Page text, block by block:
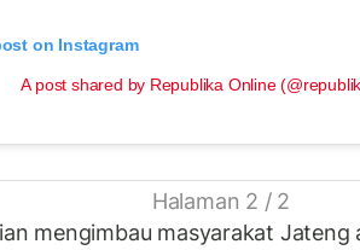
on Instagram
A post shared by Republika Online
Halaman 2 / 2
mengimbau masyarakat Jateng